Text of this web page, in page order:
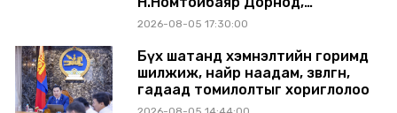
Сүхбаатар аймагт ажиллав
2026-08-05 17:30:00
Бүх шатанд хэмнэлтийн горимд
шилжиж, найр наадам, зөвлөгөөн,
гадаад томилолтыг хориглолоо